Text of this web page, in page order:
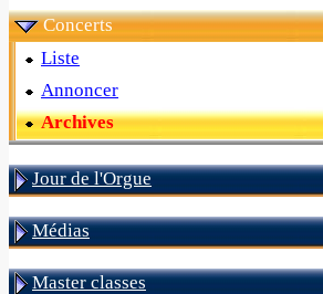
Concerts
Liste
Annoncer
Archives
Jour de l'Orgue
Médias
Master classes